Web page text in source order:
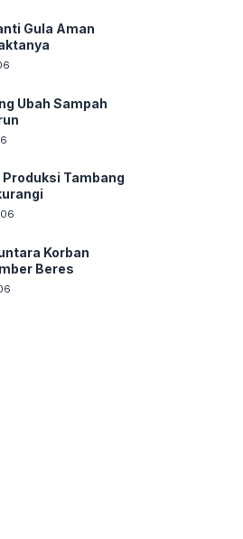
Gula Aman
Ubah Sampah
Tambang
Korban
Beres